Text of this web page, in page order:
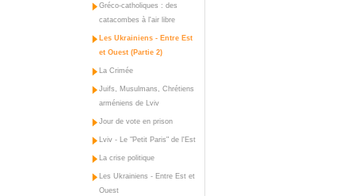
Gréco-catholiques : des
catacombes à l'air libre
Les Ukrainiens - Entre Est
et Ouest (Partie 2)
La Crimée
Juifs, Musulmans, Chrétiens
arméniens de Lviv
Jour de vote en prison
Lviv - Le "Petit Paris" de l'Est
La crise politique
Les Ukrainiens - Entre Est et
Ouest